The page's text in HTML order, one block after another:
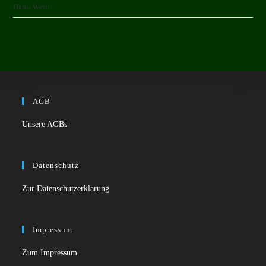
Hallo Welt!
AGB
Unsere AGBs
Datenschutz
Zur Datenschutzerklärung
Impressum
Zum Impressum